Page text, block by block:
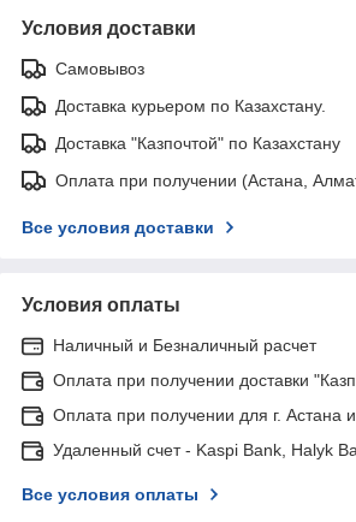
Условия доставки
Самовывоз
Доставка курьером по Казахстану.
Доставка "Казпочтой" по Казахстану
Оплата при получении (Астана,
Все условия доставки
Условия оплаты
Наличный и Безналичный расчет
Оплата при получении доставки
Оплата при получении для г. Астана
Удаленный счет - Kaspi Bank, Halyk
Все условия оплаты